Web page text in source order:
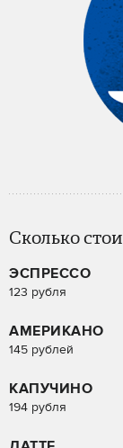
Сколько
ЭСПРЕССО
123 рубля
АМЕРИКАНО
145 рублей
КАПУЧИНО
194 рубля